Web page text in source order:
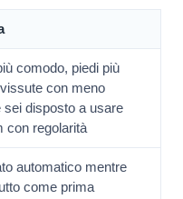
comodo, piedi più
con meno
disposto a usare
con regolarità
automatico mentre
come prima